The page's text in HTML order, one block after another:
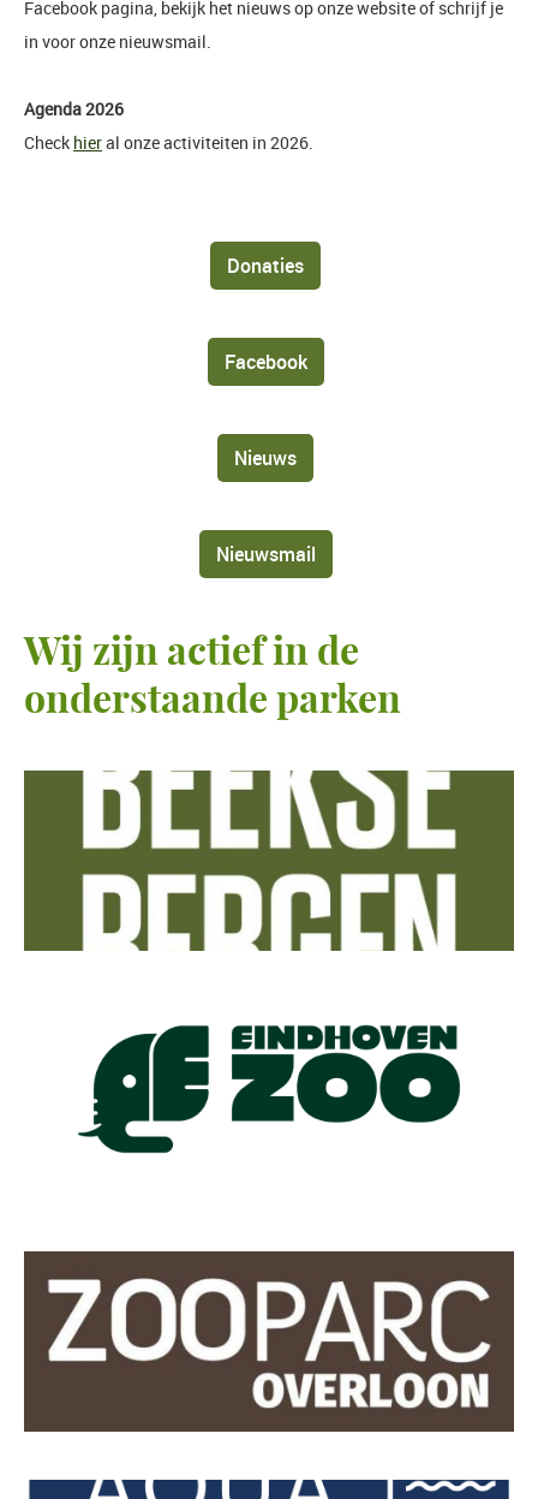
Facebook pagina, bekijk het nieuws op onze website of schrijf je
in voor onze nieuwsmail.
Agenda 2026
Check hieral onze activiteiten in 2026.
Donaties
Facebook
Nieuws
Nieuwsmail
Wij zijn actief in de
onderstaande parken